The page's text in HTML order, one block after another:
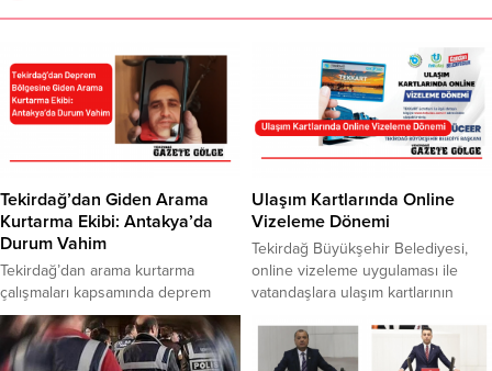
Tekirdağ’dan Giden Arama
Kurtarma Ekibi: Antakya’da
Durum Vahim
Tekirdağ’dan arama kurtarma
çalışmaları kapsamında deprem
bölgesine giden Hasan Bayram ile
canlı bağlantı gerçekleştiren
Tekirdağ Büyükşehir Belediye
Ulaşım Kartlarında Online
Vizeleme Dönemi
Tekirdağ Büyükşehir Belediyesi,
online vizeleme uygulaması ile
vatandaşlara ulaşım kartlarının
sağlıyor.Online kart vizeleme
sistemi ile vatandaşlarımız kart